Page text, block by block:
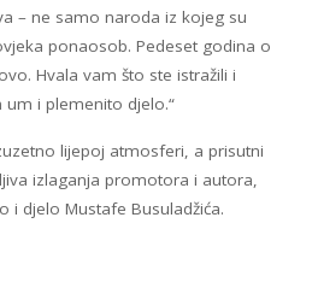
– ne samo naroda iz kojeg su
ponaosob. Pedeset godina o
Hvala vam što ste istražili i
um i plemenito djelo.“
lijepoj atmosferi, a prisutni
izlaganja promotora i autora,
i djelo Mustafe Busuladžića.